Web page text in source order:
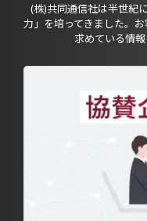
(株)共同通信社は半世紀
力」を培ってきました。
求めている情報